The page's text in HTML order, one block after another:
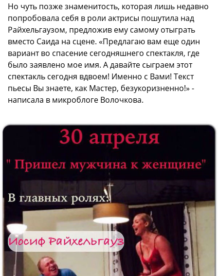
Но чуть позже знаменитость, которая лишь недавно
попробовала себя в роли актрисы пошутила над
Райхельгаузом, предложив ему самому отыграть
вместо Саида на сцене. «Предлагаю вам еще один
вариант во спасение сегодняшнего спектакля, где
было заявлено мое имя. А давайте сыграем этот
спектакль сегодня вдвоем! Именно с Вами! Текст
пьесы Вы знаете, как Мастер, безукоризненно!» -
написала в микроблоге Волочкова.